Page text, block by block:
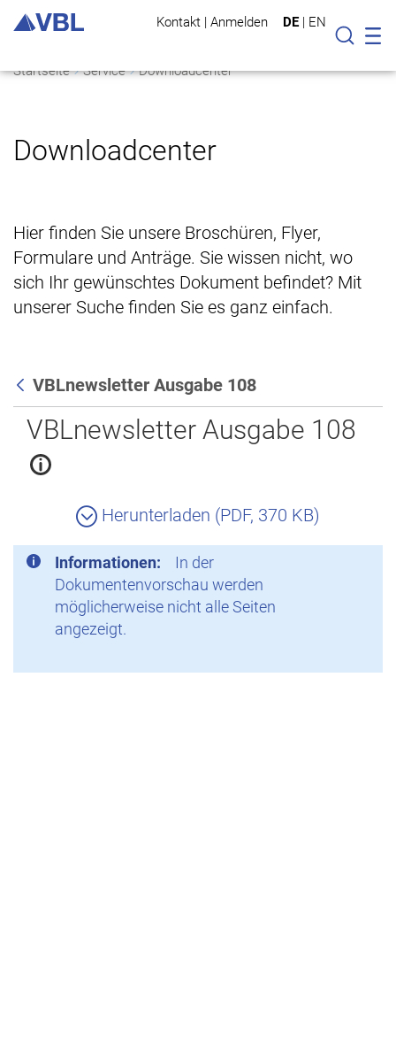
Kontakt | Anmelden DE | EN
Suche
Startseite Service Downloadcenter
Downloadcenter
Hier finden Sie unsere Broschüren, Flyer,
Formulare und Anträge. Sie wissen nicht, wo
sich Ihr gewünschtes Dokument befindet? Mit
unserer Suche finden Sie es ganz einfach.
Zurück
VBLnewsletter Ausgabe 108
VBLnewsletter Ausgabe 108
Herunterladen (PDF, 370 KB)
Informationen:
In der
Dokumentenvorschau werden
möglicherweise nicht alle Seiten
angezeigt.